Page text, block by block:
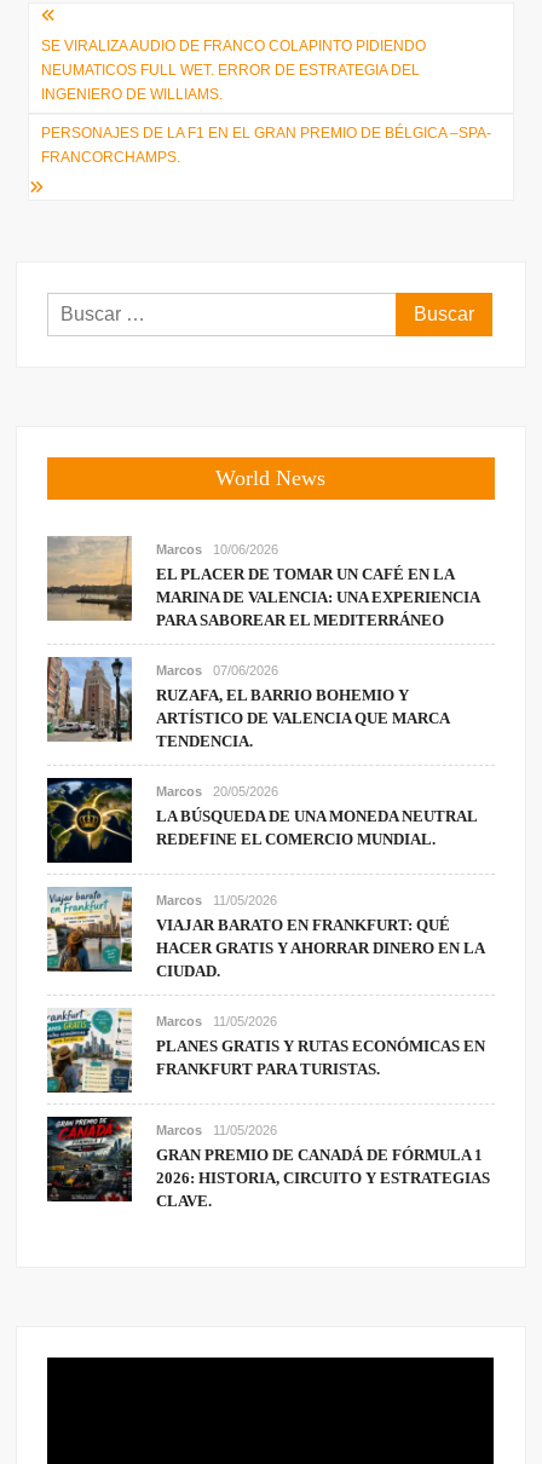
Navegación
de
entradas
SE VIRALIZA AUDIO DE FRANCO COLAPINTO PIDIENDO
NEUMATICOS FULL WET. ERROR DE ESTRATEGIA DEL
INGENIERO DE WILLIAMS.
PERSONAJES DE LA F1 EN EL GRAN PREMIO DE BÉLGICA –SPA-
FRANCORCHAMPS.
Buscar:
World News
Marcos 10/06/2026
EL PLACER DE TOMAR UN CAFÉ EN LA
MARINA DE VALENCIA: UNA EXPERIENCIA
PARA SABOREAR EL MEDITERRÁNEO
Marcos 07/06/2026
RUZAFA, EL BARRIO BOHEMIO Y
ARTÍSTICO DE VALENCIA QUE MARCA
TENDENCIA.
Marcos 20/05/2026
LA BÚSQUEDA DE UNA MONEDA NEUTRAL
REDEFINE EL COMERCIO MUNDIAL.
Marcos 11/05/2026
VIAJAR BARATO EN FRANKFURT: QUÉ
HACER GRATIS Y AHORRAR DINERO EN LA
CIUDAD.
Marcos 11/05/2026
PLANES GRATIS Y RUTAS ECONÓMICAS EN
FRANKFURT PARA TURISTAS.
Marcos 11/05/2026
GRAN PREMIO DE CANADÁ DE FÓRMULA 1
2026: HISTORIA, CIRCUITO Y ESTRATEGIAS
CLAVE.